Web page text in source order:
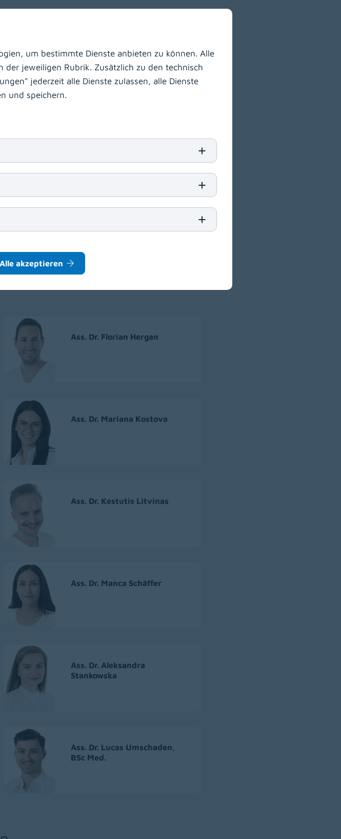
Beauftragter
OÄ Dr. Anna Żerko
Ass. Dr. Florian Hergan
Ass. Dr. Mariana Kostova
Ass. Dr. Kestutis Litvinas
Ass. Dr. Manca Schäffer
Ass. Dr. Aleksandra
Stankowska
Ass. Dr. Lucas Umschaden,
BSc Med.
um bestimmte Dienste anbieten zu können. Alle
jeweiligen Rubrik. Zusätzlich zu den technisch
jederzeit alle Dienste zulassen, alle Dienste
und speichern.
Alle akzeptieren